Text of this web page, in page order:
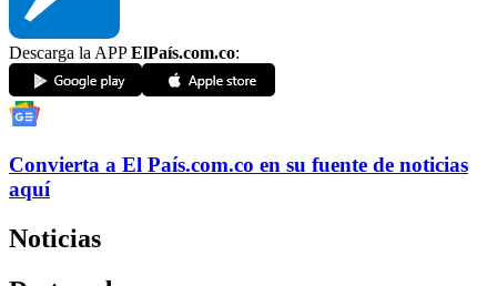
Descarga la APPElPaís.com.co:
Convierta a El País.com.co en su fuente de noticias
aquí
Noticias